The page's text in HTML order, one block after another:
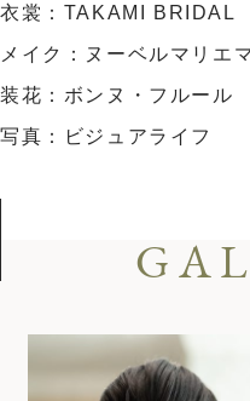
お問い合わせ・
ご不明な
衣裳：TAKAMI BRIDAL
メイク：ヌーベルマリエ
装花：ボンヌ・フルール
写真：ビジュアライフ